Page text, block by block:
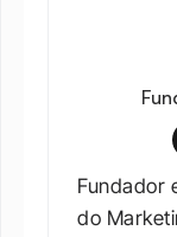
Fundador
do